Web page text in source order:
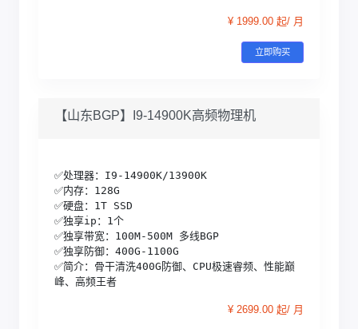
¥ 1999.00 起/ 月
立即购买
【山东BGP】I9-14900K高频物理机
✅处理器：I9-14900K/13900K
✅内存：128G
✅硬盘：1T SSD
✅独享ip：1个
✅独享带宽：100M-500M 多线BGP
✅独享防御：400G-1100G
✅简介：骨干清洗400G防御、CPU极速睿频、性能巅
峰、高频王者
¥ 2699.00 起/ 月